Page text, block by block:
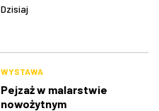
Dzisiaj
WYSTAWA
Pejzaż w malarstwie
nowożytnym